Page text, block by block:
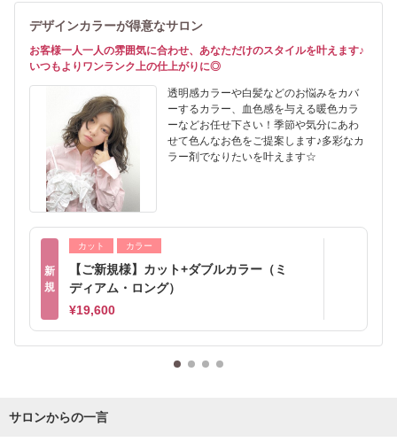
デザインカラーが得意なサロン
お客様一人一人の雰囲気に合わせ、あなただけのスタイルを叶えます♪
いつもよりワンランク上の仕上がりに◎
透明感カラーや白髪などのお悩みをカバ
ーするカラー、血色感を与える暖色カラ
ーなどお任せ下さい！季節や気分にあわ
せて色んなお色をご提案します♪多彩なカ
ラー剤でなりたいを叶えます☆
新
規
カット カラー
【ご新規様】カット+ダブルカラー（ミ
ディアム・ロング）
¥19,600
サロンからの一言